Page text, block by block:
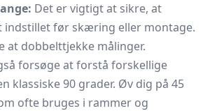
Det er vigtigt at sikre, at
indstillet før skæring eller montage.
at dobbelttjekke målinger.
forsøge at forstå forskellige
klassiske 90 grader. Øv dig på 45
ofte bruges i rammer og